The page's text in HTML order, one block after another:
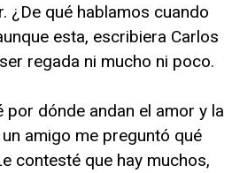
¿De qué hablamos cuando
esta, escribiera Carlos
regada ni mucho ni poco.
dónde andan el amor y la
amigo me preguntó qué
contesté que hay muchos,